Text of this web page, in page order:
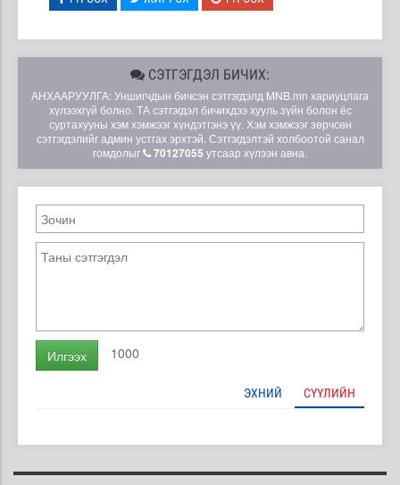
СЭТГЭГДЭЛ БИЧИХ:
АНХААРУУЛГА: Уншигчдын бичсэн сэтгэгдэлд MNB.mn хариуцлага
хүлээхгүй болно. ТА сэтгэгдэл бичихдээ хууль зүйн болон ёс
суртахууны хэм хэмжээг хүндэтгэнэ үү. Хэм хэмжээг зөрчсөн
сэтгэгдэлийг админ устгах эрхтэй. Сэтгэгдэлтэй холбоотой санал
гомдолыг
70127055 утсаар хүлээн авна.
Илгээх 1000
ЭХНИЙ СҮҮЛИЙН